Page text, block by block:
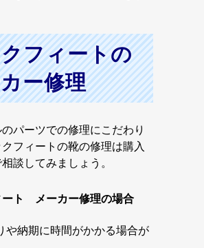
フィートの
ー修理
パーツでの修理にこだわり
フィートの靴の修理は購入
談してみましょう。
ート メーカー修理の場合
や納期に時間がかかる場合が